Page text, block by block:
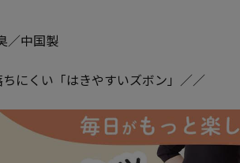
／中国製
にくい「はきやすいズボン」／／